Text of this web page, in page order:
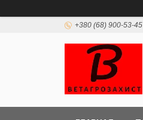
+380 (68) 900-53-45